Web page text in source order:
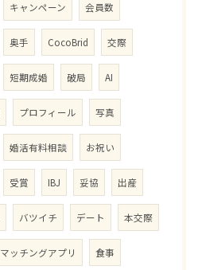
キャンペーン 会員数
奥手 CocoBrid 交際
短期成婚 破局 AI
プロフィール 写真
婚活有料相談 お祝い
受賞 IBJ 妥協 出産
バツイチ デート 本交際
マッチングアプリ 食事